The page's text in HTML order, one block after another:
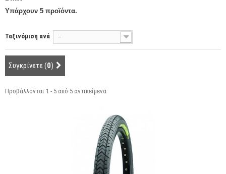
Υπάρχουν 5 προϊόντα.
Ταξινόμιση ανά --
Συγκρίνετε (0)
Προβάλλονται 1 - 5 από 5 αντικείμενα